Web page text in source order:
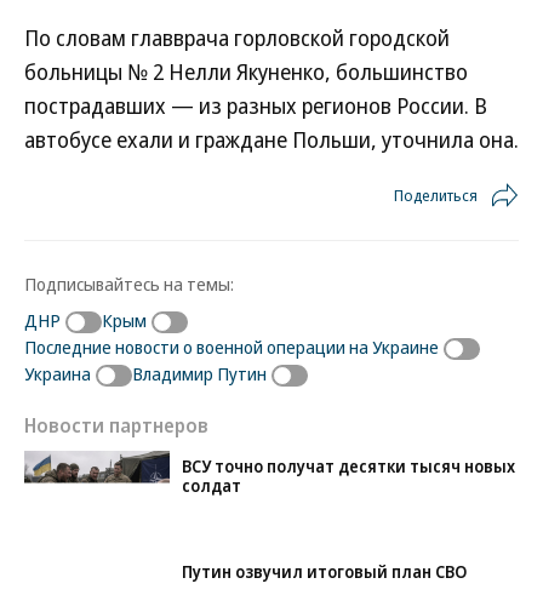
По словам главврача горловской городской
больницы № 2 Нелли Якуненко, большинство
пострадавших — из разных регионов России. В
автобусе ехали и граждане Польши, уточнила она.
Поделиться
Подписывайтесь на темы:
ДНР
Крым
Последние новости о военной операции на Украине
Украина
Владимир Путин
Новости партнеров
ВСУ точно получат десятки тысяч новых
солдат
Путин озвучил итоговый план СВО